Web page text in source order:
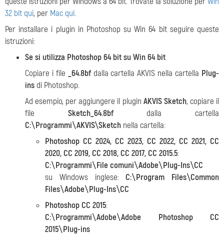
32 bit qui, per Mac qui.
Per installare i plugin in Photoshop su Win 64 bit seguire queste
istruzioni:
Se si utilizza Photoshop64 bit su Win 64 bit
Copiare i file
_64.8bfdalla cartella AKVIS nella cartella Plug-
ins di Photoshop.
Ad esempio, per aggiungere il plugin AKVIS Sketch, copiare il
file Sketch_64.8bfdalla cartella
C:\Programmi\AKVIS\Sketch nella cartella:
Photoshop CC 2024, CC 2023, CC 2022, CC 2021, CC
2020, CC 2019, CC 2018, CC 2017, CC 2015.5:
C:\Programmi\File comuni\Adobe\Plug-Ins\CC
su Windows inglese:C:\Program Files\Common
Files\Adobe\Plug-Ins\CC
Photoshop CC 2015:
C:\Programmi\Adobe\Adobe Photoshop CC
2015\Plug-ins